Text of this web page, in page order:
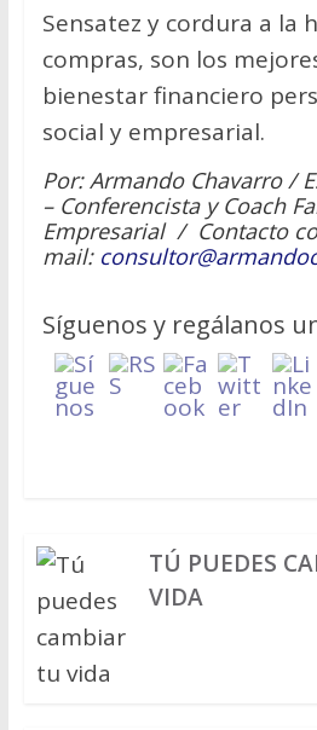
Sensatez y cordura a la
compras, son los
bienestar financiero
social y empresarial.
Por: Armando Chavarro /
– Conferencista y Coach
Empresarial / Contacto
mail:
Síguenos y regálanos
TÚ PUEDES
VIDA